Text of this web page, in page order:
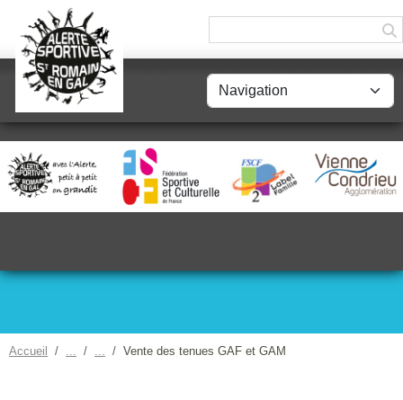
Accueil Vente des tenues GAF et GAM
Panneau de gestion des cookies